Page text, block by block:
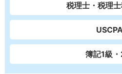
税理士・税理
簿記1級